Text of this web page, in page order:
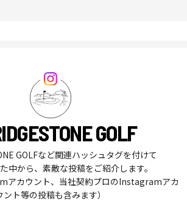
GOLF
GOLFなど関連ハッシュタグを付けて
中から、素敵な投稿をご紹介します。
アカウント、当社契約プロのInstagramアカ
ント等の投稿も含みます）